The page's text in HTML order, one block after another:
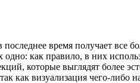
время получает все
как правило, в них
которые выглядят более
визуализация чего-либо